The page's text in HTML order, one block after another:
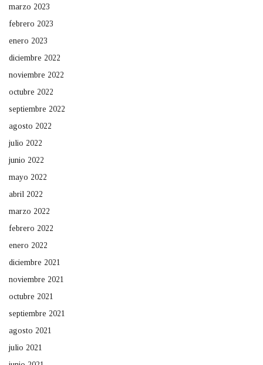
marzo 2023
febrero 2023
enero 2023
diciembre 2022
noviembre 2022
octubre 2022
septiembre 2022
agosto 2022
julio 2022
junio 2022
mayo 2022
abril 2022
marzo 2022
febrero 2022
enero 2022
diciembre 2021
noviembre 2021
octubre 2021
septiembre 2021
agosto 2021
julio 2021